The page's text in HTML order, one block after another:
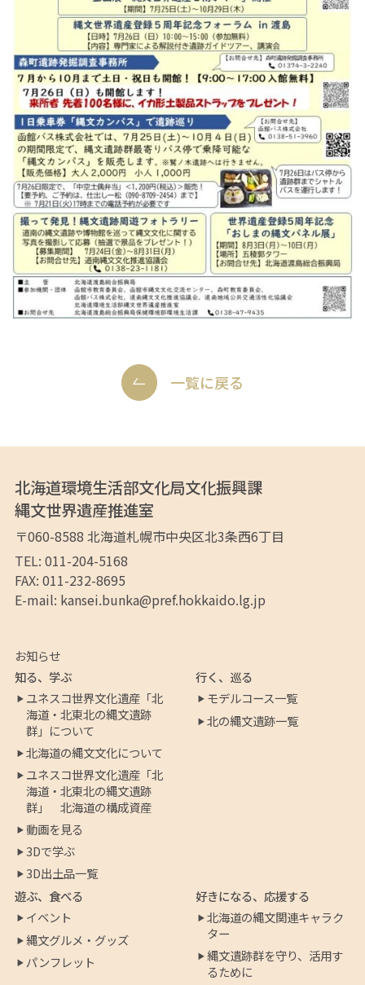
一覧に戻る
北海道環境生活部文化局文化振興課
縄文世界遺産推進室
〒060-8588北海道札幌市中央区北3条西6丁目
TEL: 011-204-5168
FAX: 011-232-8695
E-mail: kansei.bunka@pref.hokkaido.lg.jp
お知らせ
知る、学ぶ
ユネスコ世界文化遺産「北
海道・北東北の縄文遺跡
群」について
北海道の縄文文化について
ユネスコ世界文化遺産「北
海道・北東北の縄文遺跡
群」 北海道の構成資産
動画を見る
3Dで学ぶ
3D出土品一覧
行く、巡る
モデルコース一覧
北の縄文遺跡一覧
遊ぶ、食べる
イベント
縄文グルメ・グッズ
パンフレット
好きになる、応援する
北海道の縄文関連キャラク
ター
縄文遺跡群を守り、活用す
るために